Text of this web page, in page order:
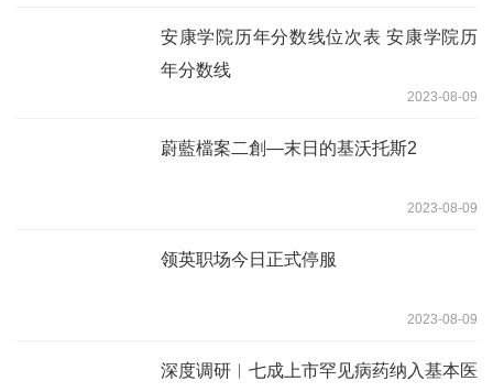
安康学院历年分数线位次表 安康学院历
年分数线
2023-08-09
蔚藍檔案二創—末日的基沃托斯2
2023-08-09
​领英职场今日正式停服
2023-08-09
深度调研︱七成上市罕见病药纳入基本医